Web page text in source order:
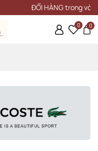
ĐỔI HÀNG trong vòng 15 NGÀY
0 0